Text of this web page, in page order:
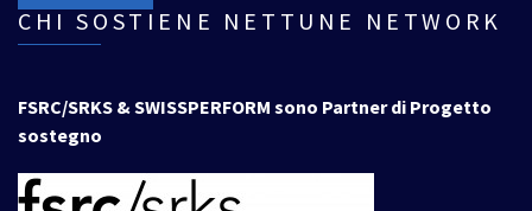
CHI SOSTIENE NETTUNE NETWORK
FSRC/SRKS & SWISSPERFORM sono Partner di Progetto
sostegno